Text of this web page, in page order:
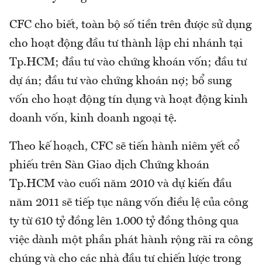
CFC cho biết, toàn bộ số tiền trên được sử dụng
cho hoạt động đầu tư thành lập chi nhánh tại
Tp.HCM; đầu tư vào chứng khoán vốn; đầu tư
dự án; đầu tư vào chứng khoán nợ; bổ sung
vốn cho hoạt động tín dụng và hoạt động kinh
doanh vốn, kinh doanh ngoại tệ.
Theo kế hoạch, CFC sẽ tiến hành niêm yết cổ
phiếu trên Sàn Giao dịch Chứng khoán
Tp.HCM vào cuối năm 2010 và dự kiến đầu
năm 2011 sẽ tiếp tục nâng vốn điều lệ của công
ty từ 610 tỷ đồng lên 1.000 tỷ đồng thông qua
việc dành một phần phát hành rộng rãi ra công
chúng và cho các nhà đầu tư chiến lược trong